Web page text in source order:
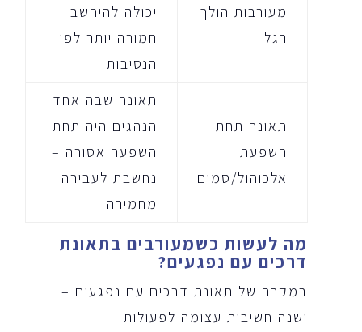
מעורבות הולך
רגל
יכולה להיחשב
חמורה יותר לפי
הנסיבות
תאונה תחת
השפעת
אלכוהול/סמים
תאונה שבה אחד
הנהגים היה תחת
השפעה אסורה –
נחשבת לעבירה
מחמירה
מה לעשות כשמעורבים בתאונת
דרכים עם נפגעים?
במקרה של תאונת דרכים עם נפגעים –
ישנה חשיבות עצומה לפעולות